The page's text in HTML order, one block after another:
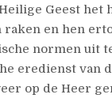
Geest het
raken en hen
normen uit
eredienst van
op de Heer